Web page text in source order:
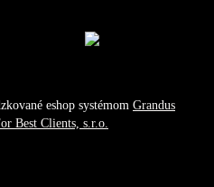
eshop systémom Grandus
Best Clients, s.r.o.